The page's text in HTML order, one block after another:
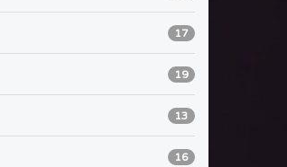
17
19
13
16